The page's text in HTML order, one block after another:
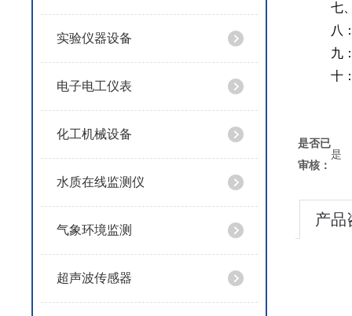
实验仪器设备
电子电工仪表
化工机械设备
水质在线监测仪
气象环境监测
超声波传感器
七
八
九
十
是否已
审核：
是
产品